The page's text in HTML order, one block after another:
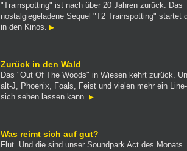
"Trainspotting" ist nach über 20 Jahren zurück: Das
nostalgiegeladene Sequel "T2 Trainspotting" startet
in den Kinos.
Zurück in den Wald
Das "Out Of The Woods" in Wiesen kehrt zurück.
alt-J, Phoenix, Foals, Feist und vielen mehr ein
sich sehen lassen kann.
Was reimt sich auf gut?
Flut. Und die sind unser Soundpark Act des